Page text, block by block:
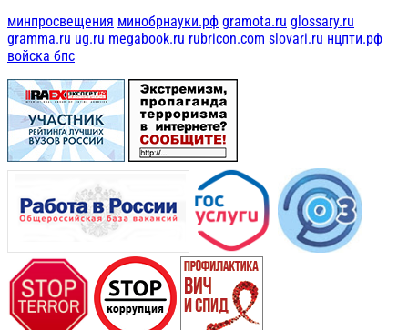
минпросвещения минобрнауки.рф gramota.ru glossary.ru
gramma.ru ug.ru megabook.ru rubricon.com slovari.ru нцпти.рф
войска бпс